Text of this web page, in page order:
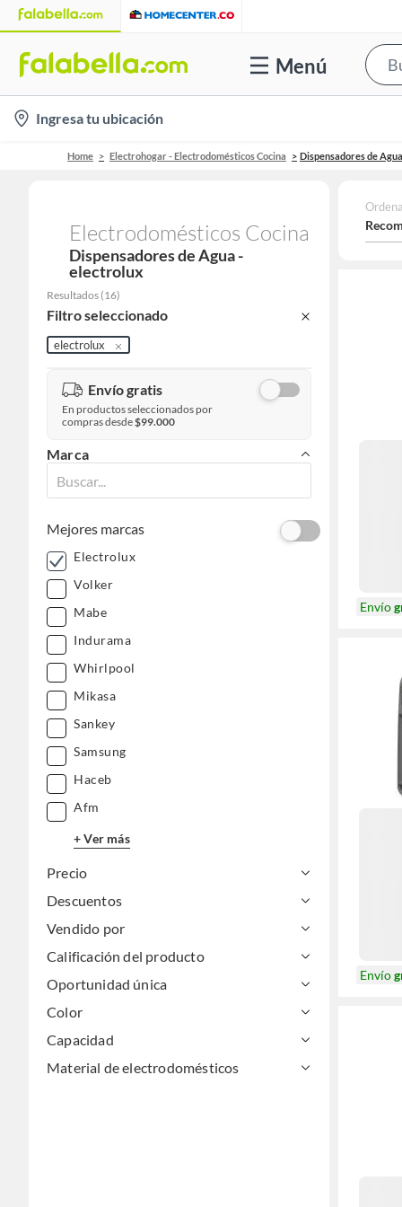
Menú
location-
icon
Ingresa tu ubicación
Home Electrohogar - Electrodomésticos Cocina Dispensadores de Agua
Electrodomésticos Cocina
Dispensadores de Agua -
electrolux
Resultados (16)
Filtro seleccionado
electrolux
Envío gratis
En productos seleccionados por
compras desde$99.000
Marca
Mejores marcas
Electrolux
Volker
Mabe
Indurama
Whirlpool
Mikasa
Sankey
Samsung
Haceb
Afm
+ Ver más
Precio
Descuentos
Vendido por
Calificación del producto
Oportunidad única
Color
Capacidad
Material de electrodomésticos
Envío
Envío